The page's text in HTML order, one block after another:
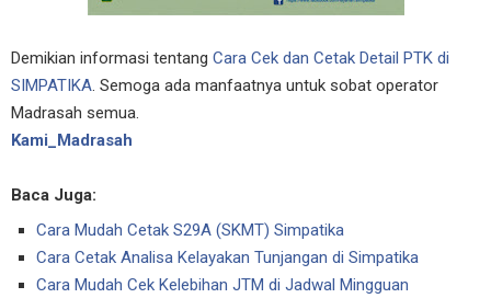
Demikian informasi tentang Cara Cek dan Cetak Detail PTK di
SIMPATIKA . Semoga ada manfaatnya untuk sobat operator
Madrasah semua.
Kami_Madrasah
Baca Juga:
Cara Mudah Cetak S29A (SKMT) Simpatika
Cara Cetak Analisa Kelayakan Tunjangan di Simpatika
Cara Mudah Cek Kelebihan JTM di Jadwal Mingguan